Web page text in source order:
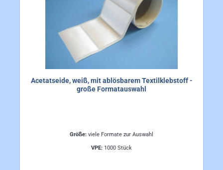
Acetatseide, weiß, mit ablösbarem Textilklebstoff -
große Formatauswahl
Größe: viele Formate zur Auswahl
VPE: 1000 Stück